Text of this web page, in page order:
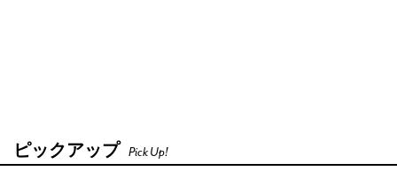
ピックアップ Pick Up!